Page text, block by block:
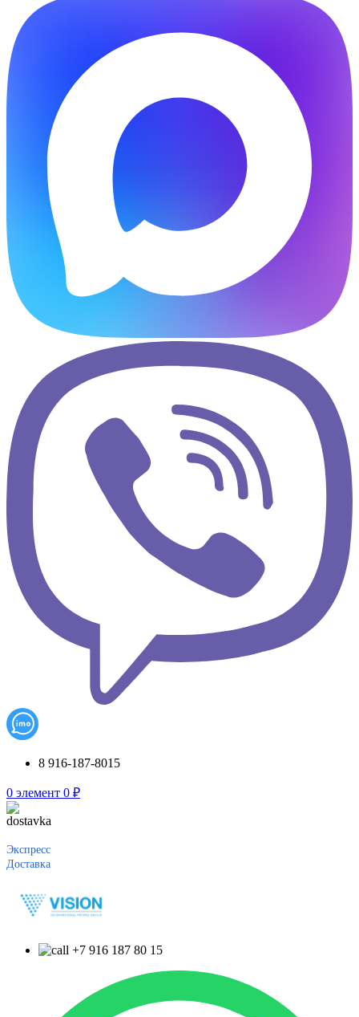
8 916-187-8015
0 элемент 0 ₽
Экспресс
Доставка
+7 916 187 80 15